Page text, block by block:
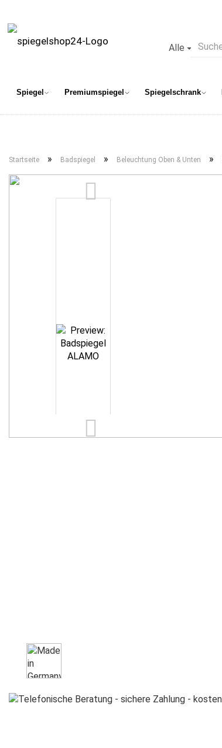
Alle
Spiegel Premiumspiegel Spiegelschrank
Startseite » Badspiegel » Beleuchtung Oben & Unten »